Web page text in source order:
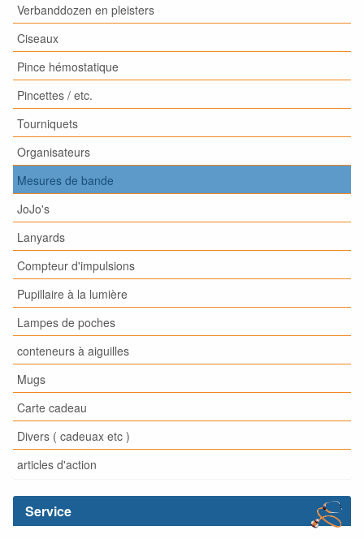
Verbanddozen en pleisters
Ciseaux
Pince hémostatique
Pincettes / etc.
Tourniquets
Organisateurs
Mesures de bande
JoJo's
Lanyards
Compteur d'impulsions
Pupillaire à la lumière
Lampes de poches
conteneurs à aiguilles
Mugs
Carte cadeau
Divers ( cadeuax etc )
articles d'action
Service